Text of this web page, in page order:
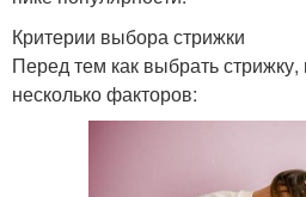
Критерии выбора стрижки
Перед тем как выбрать
несколько факторов: